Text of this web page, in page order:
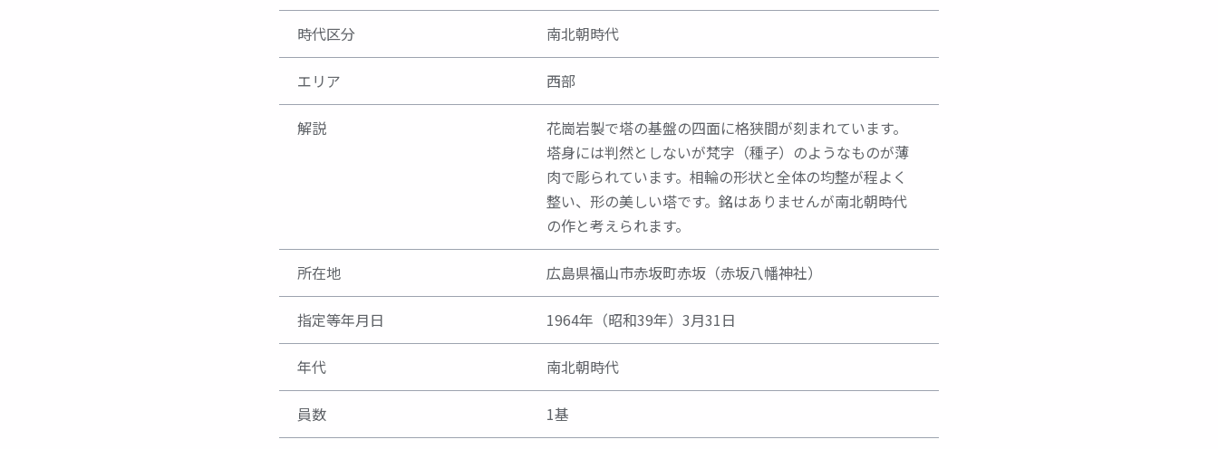
時代区分 南北朝時代
エリア 西部
解説
花崗岩製で塔の基盤の四面に格狭間が刻まれています。
塔身には判然としないが梵字（種子）のようなものが薄
肉で彫られています。相輪の形状と全体の均整が程よく
整い、形の美しい塔です。銘はありませんが南北朝時代
の作と考えられます。
所在地 広島県福山市赤坂町赤坂（赤坂八幡神社）
指定等年月日 1964年（昭和39年）3月31日
年代 南北朝時代
員数 1基